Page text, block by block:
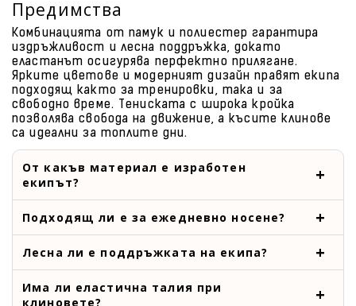
Предимства
Комбинацията от памук и полиестер гарантира
издръжливост и лесна поддръжка, докато
еластанът осигурява перфектно прилягане.
Ярките цветове и модерният дизайн правят екипа
подходящ както за тренировки, така и за
свободно време. Тениската с широка кройка
позволява свобода на движение, а късите клинове
са идеални за топлите дни.
От какъв материал е изработен
екипът?
Подходящ ли е за ежедневно носене?
Лесна ли е поддръжката на екипа?
Има ли еластична талия при
клиновете?